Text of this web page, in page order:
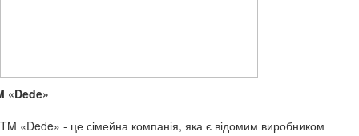
«Dede»
TM «Dede» - це сімейна компанія, яка є відомим виробником